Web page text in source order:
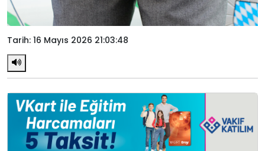
Tarih: 16 Mayıs 2026 21:03:48